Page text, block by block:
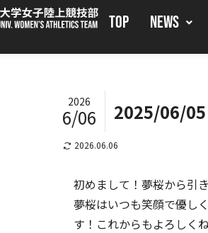
TOP NEWS
2025/06/
2026
6/06
2026.06.06
初めまして！夢桜から引
夢桜はいつも笑顔で優し
す！これからもよろしく